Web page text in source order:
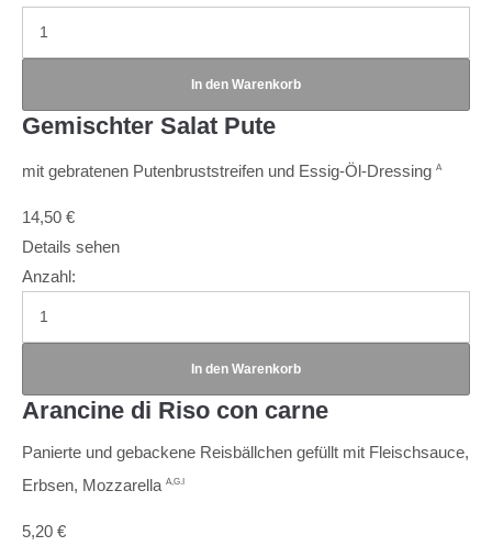
Gemischter Salat Pute
mit gebratenen Putenbruststreifen und Essig-Öl-Dressing A
14,50 €
Details sehen
Anzahl:
Arancine di Riso con carne
Panierte und gebackene Reisbällchen gefüllt mit Fleischsauce,
Erbsen, Mozzarella A,G.I
5,20 €